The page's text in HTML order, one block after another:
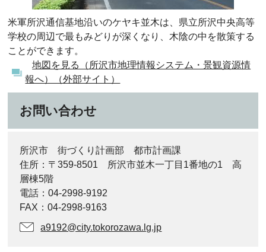
米軍所沢通信基地沿いのケヤキ並木は、県立所沢中央高等
学校の周辺で最もみどりが深くなり、木陰の中を散策する
ことができます。
地図を見る（所沢市地理情報システム・景観資源情
報へ）（外部サイト）
お問い合わせ
所沢市 街づくり計画部 都市計画課
住所：〒359-8501 所沢市並木一丁目1番地の1 高
層棟5階
電話：04-2998-9192
FAX：04-2998-9163
a9192@city.tokorozawa.lg.jp